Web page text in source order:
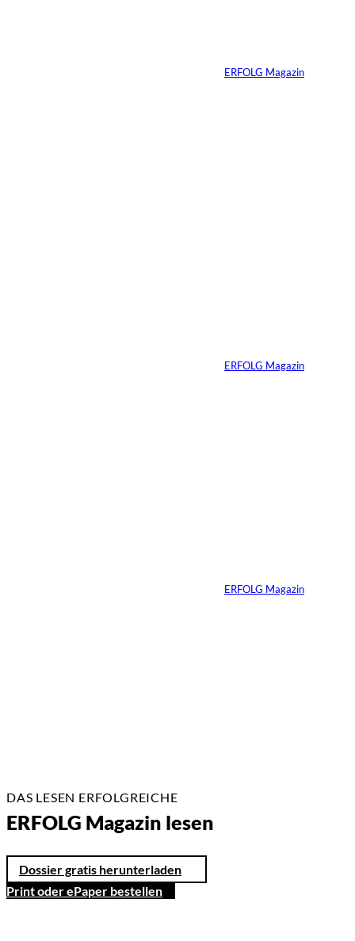
ERFOLG Magazin
ERFOLG Magazin
ERFOLG Magazin
DAS LESEN ERFOLGREICHE
ERFOLG Magazin lesen
Dossier gratis herunterladen
Print oder ePaper bestellen